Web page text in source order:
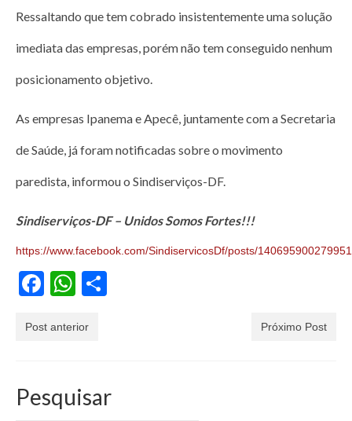
Ressaltando que tem cobrado insistentemente uma solução
imediata das empresas, porém não tem conseguido nenhum
posicionamento objetivo.
As empresas Ipanema e Apecê, juntamente com a Secretaria
de Saúde, já foram notificadas sobre o movimento
paredista, informou o Sindiserviços-DF.
Sindiserviços-DF – Unidos Somos Fortes!!!
https://www.facebook.com/SindiservicosDf/posts/
Facebook
WhatsApp
Post anterior Próximo Post
Pesquisar